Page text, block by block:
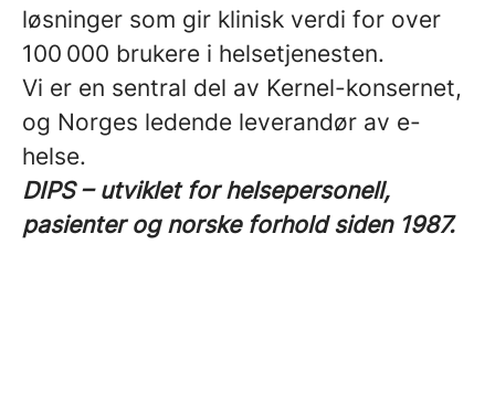
løsninger som gir klinisk verdi for over
100 000 brukere i helsetjenesten.
Vi er en sentral del av Kernel-konsernet,
og Norges ledende leverandør av e-
helse.
DIPS – utviklet for helsepersonell,
pasienter og norske forhold siden 1987.